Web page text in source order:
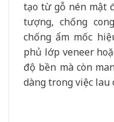
tạo từ gỗ nén mật
tượng, chống
chống ẩm mốc
phủ lớp veneer
độ bền mà còn
dàng trong việc lau